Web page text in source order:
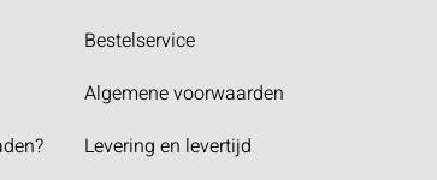
Bestelservice
Algemene voorwaarden
Levering en levertijd